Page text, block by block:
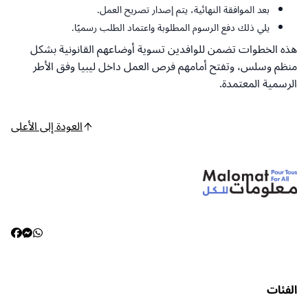
بعد الموافقة النهائية، يتم إصدار تصريح العمل.
يلي ذلك دفع الرسوم المطلوبة واعتماد الطلب رسميًا.
هذه الخطوات تضمن للوافدين تسوية أوضاعهم القانونية بشكل
منظم وسلس، وتفتح أمامهم فرص العمل داخل ليبيا وفق الأطر
الرسمية المعتمدة.
العودة إلى الأعلى
الفئات